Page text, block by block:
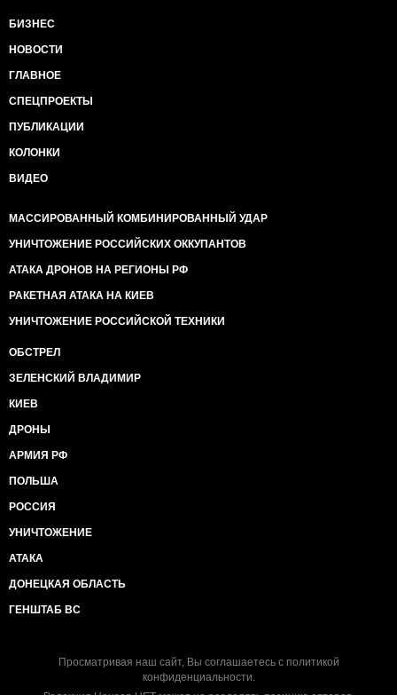
БИЗНЕС
НОВОСТИ
ГЛАВНОЕ
СПЕЦПРОЕКТЫ
ПУБЛИКАЦИИ
КОЛОНКИ
ВИДЕО
МАССИРОВАННЫЙ КОМБИНИРОВАННЫЙ УДАР
УНИЧТОЖЕНИЕ РОССИЙСКИХ ОККУПАНТОВ
АТАКА ДРОНОВ НА РЕГИОНЫ РФ
РАКЕТНАЯ АТАКА НА КИЕВ
УНИЧТОЖЕНИЕ РОССИЙСКОЙ ТЕХНИКИ
ОБСТРЕЛ
ЗЕЛЕНСКИЙ ВЛАДИМИР
КИЕВ
ДРОНЫ
АРМИЯ РФ
ПОЛЬША
РОССИЯ
УНИЧТОЖЕНИЕ
АТАКА
ДОНЕЦКАЯ ОБЛАСТЬ
ГЕНШТАБ ВС
Просматривая наш сайт, Вы соглашаетесь с политикой
конфиденциальности.